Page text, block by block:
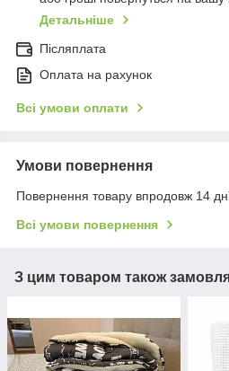
Детальніше
Післяплата
Оплата на рахунок
Всі умови оплати
Умови повернення
Повернення товару впродовж 14
Всі умови повернення
З цим товаром також